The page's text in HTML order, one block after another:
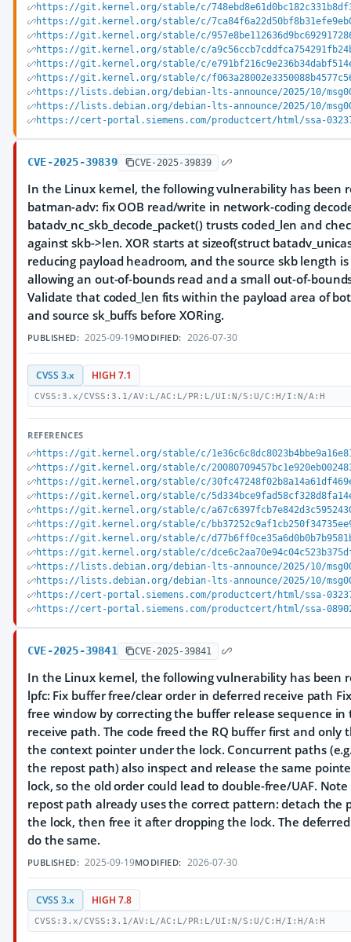
https://git.kernel.org/stable/c/
https://git.kernel.org/stable/c/
https://git.kernel.org/stable/c/
https://git.kernel.org/stable/c/
https://git.kernel.org/stable/c/
https://git.kernel.org/stable/c/
https://lists.debian.org/debian-lts-announce/2025/10/
https://lists.debian.org/debian-lts-announce/2025/10/
https://cert-portal.siemens.com/productcert/html/ssa-
CVE-2025-39839 CVE-2025-39839
In the Linux kernel, the following vulnerability has been
batman-adv: fix OOB read/write in network-coding
batadv_nc_skb_decode_packet() trusts coded_len and
against skb->len. XOR starts at sizeof(struct
reducing payload headroom, and the source skb length
allowing an out-of-bounds read and a small out-of-
Validate that coded_len fits within the payload area of
and source sk_buffs before XORing.
PUBLISHED: 2025-09-19MODIFIED: 2026-07-30
CVSS 3.x HIGH 7.1
CVSS:3.x/CVSS:3.1/AV:L/AC:L/PR:L/UI:N/S:U/C:H/I:N/A:H
REFERENCES
https://git.kernel.org/stable/c/
https://git.kernel.org/stable/c/
https://git.kernel.org/stable/c/
https://git.kernel.org/stable/c/
https://git.kernel.org/stable/c/
https://git.kernel.org/stable/c/
https://git.kernel.org/stable/c/
https://git.kernel.org/stable/c/
https://lists.debian.org/debian-lts-announce/2025/10/
https://lists.debian.org/debian-lts-announce/2025/10/
https://cert-portal.siemens.com/productcert/html/ssa-
https://cert-portal.siemens.com/productcert/html/ssa-
CVE-2025-39841 CVE-2025-39841
In the Linux kernel, the following vulnerability has been
lpfc: Fix buffer free/clear order in deferred receive path
free window by correcting the buffer release sequence
receive path. The code freed the RQ buffer first and only
the context pointer under the lock. Concurrent paths
the repost path) also inspect and release the same
lock, so the old order could lead to double-free/UAF.
repost path already uses the correct pattern: detach the
the lock, then free it after dropping the lock. The
do the same.
PUBLISHED: 2025-09-19MODIFIED: 2026-07-30
CVSS 3.x HIGH 7.8
CVSS:3.x/CVSS:3.1/AV:L/AC:L/PR:L/UI:N/S:U/C:H/I:H/A:H